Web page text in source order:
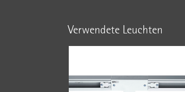
Verwendete Leuchten